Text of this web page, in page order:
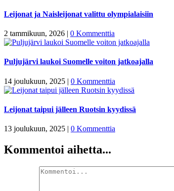
Leijonat ja Naisleijonat valittu olympialaisiin
2 tammikuun, 2026 | 0 Kommenttia
Puljujärvi laukoi Suomelle voiton jatkoajalla
14 joulukuun, 2025 | 0 Kommenttia
Leijonat taipui jälleen Ruotsin kyydissä
13 joulukuun, 2025 | 0 Kommenttia
Kommentoi aihetta...